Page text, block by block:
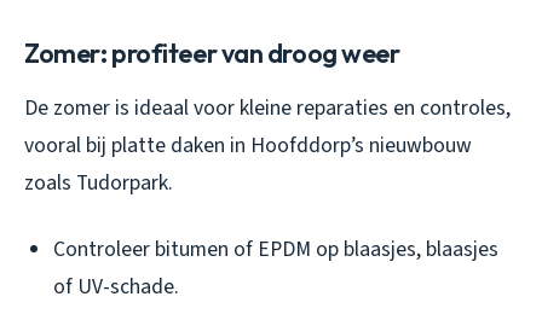
Zomer: profiteer van droog weer
De zomer is ideaal voor kleine reparaties en controles,
vooral bij platte daken in Hoofddorp’s nieuwbouw
zoals Tudorpark.
Controleer bitumen of EPDM op blaasjes, blaasjes
of UV-schade.